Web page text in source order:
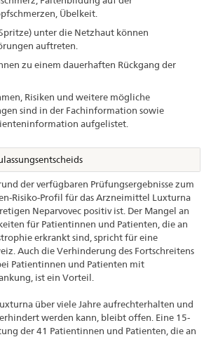
Übelkeit.
unter die Netzhaut können
auftreten.
zu einem dauerhaften Rückgang der
Risiken und weitere mögliche
sind in der Fachinformation sowie
aufgelistet.
der verfügbaren Prüfungsergebnisse zum
Risiko-Profil für das Arzneimittel Luxturna
Neparvovec positiv ist. Der Mangel an
für Patientinnen und Patienten, die an
erkrankt sind, spricht für eine
Auch die Verhinderung des Fortschreitens
Patientinnen und Patienten mit
ist ein Vorteil.
über viele Jahre aufrechterhalten und
werden kann, bleibt offen. Eine 15-
der 41 Patientinnen und Patienten, die an